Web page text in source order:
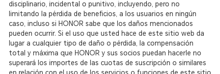
disciplinario, incidental o punitivo, incluyendo, pero no
limitando la pérdida de beneficios, a los usuarios en ningún
caso, incluso si HONOR sabe que los daños mencionados
pueden ocurrir. Si el uso que usted hace de este sitio web da
lugar a cualquier tipo de daño o pérdida, la compensación
total y máxima que HONOR y sus socios puedan hacerle no
superará los importes de las cuotas de suscripción o similares